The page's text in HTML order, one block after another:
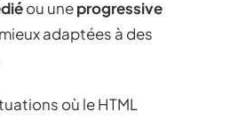
ou uneprogressive
adaptées à des
où le HTML